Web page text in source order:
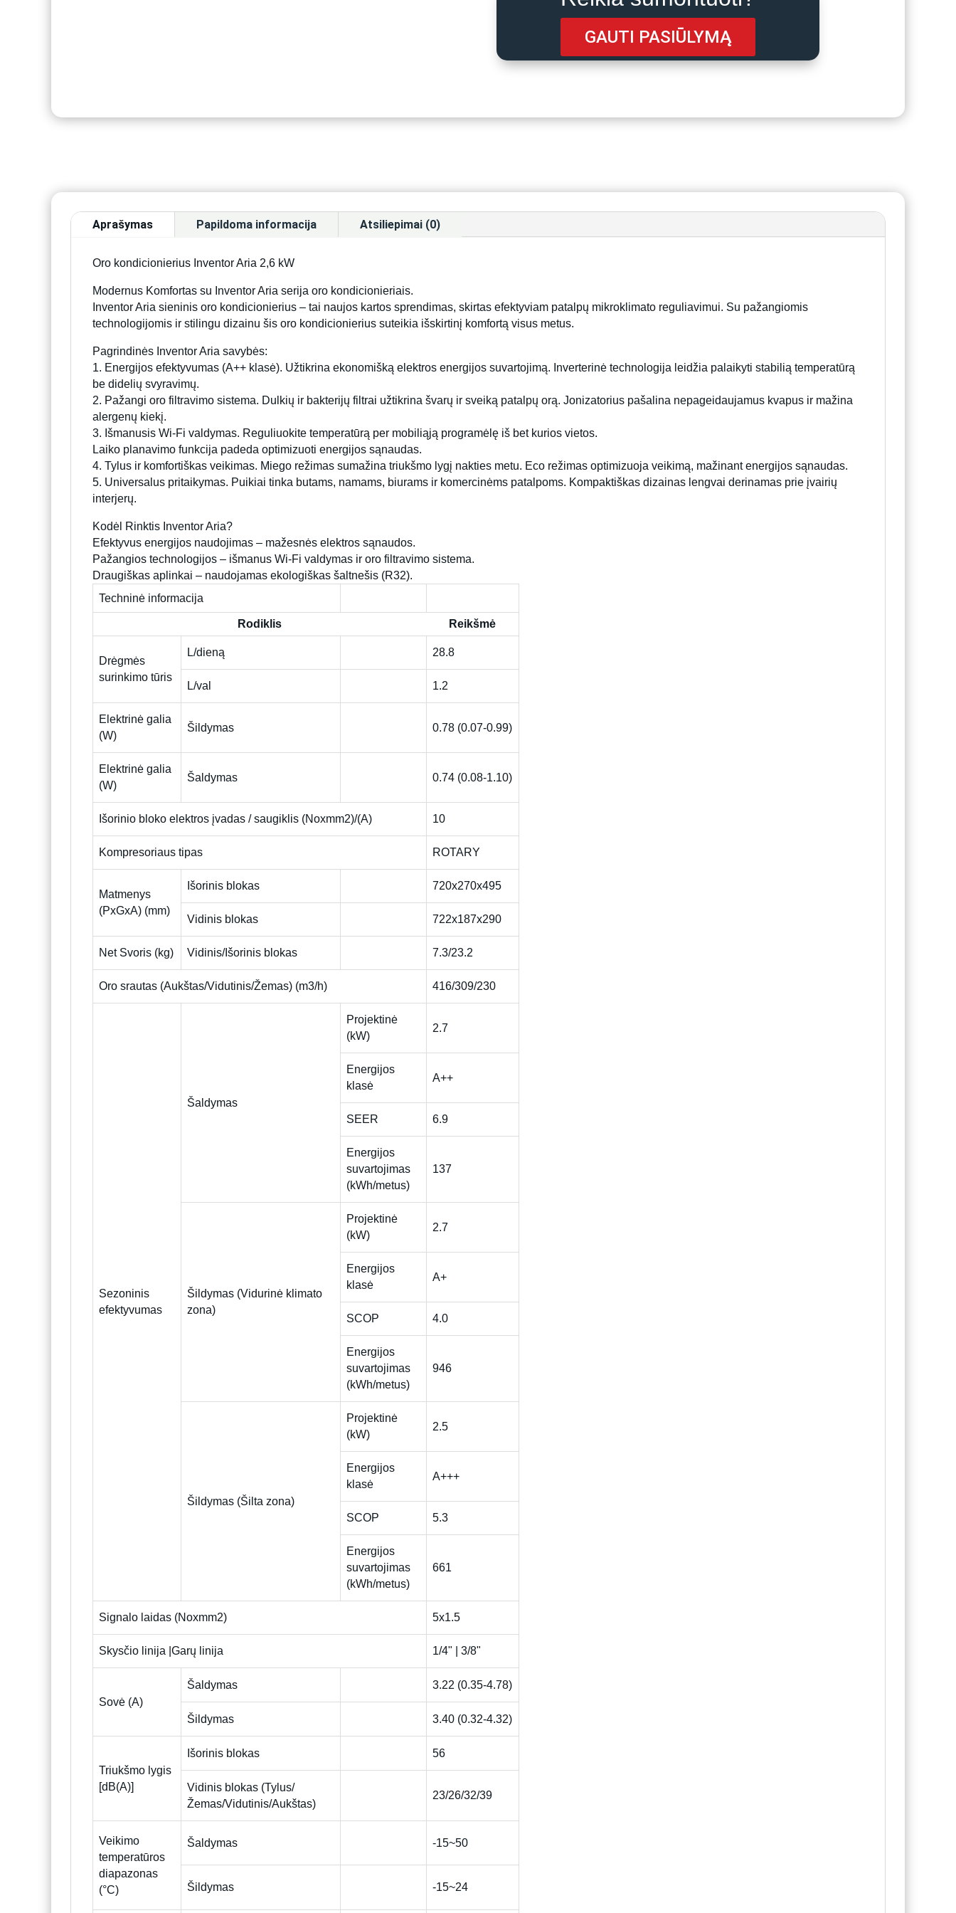
GAUTI PASIŪLYMĄ
Aprašymas Papildoma informacija Atsiliepimai (0)
Oro kondicionierius Inventor Aria 2,6 kW
Modernus Komfortas su Inventor Aria serija oro kondicionieriais.
Inventor Aria sieninis oro kondicionierius – tai naujos kartos sprendimas, skirtas efektyviam patalpų mikroklimato reguliavimui. Su pažangiomis
technologijomis ir stilingu dizainu šis oro kondicionierius suteikia išskirtinį komfortą visus metus.
Pagrindinės Inventor Aria savybės:
1. Energijos efektyvumas (A++ klasė). Užtikrina ekonomišką elektros energijos suvartojimą. Inverterinė technologija leidžia palaikyti stabilią temperatūrą
be didelių svyravimų.
2. Pažangi oro filtravimo sistema. Dulkių ir bakterijų filtrai užtikrina švarų ir sveiką patalpų orą. Jonizatorius pašalina nepageidaujamus kvapus ir mažina
alergenų kiekį.
3. Išmanusis Wi-Fi valdymas. Reguliuokite temperatūrą per mobiliąją programėlę iš bet kurios vietos.
Laiko planavimo funkcija padeda optimizuoti energijos sąnaudas.
4. Tylus ir komfortiškas veikimas. Miego režimas sumažina triukšmo lygį nakties metu. Eco režimas optimizuoja veikimą, mažinant energijos sąnaudas.
5. Universalus pritaikymas. Puikiai tinka butams, namams, biurams ir komercinėms patalpoms. Kompaktiškas dizainas lengvai derinamas prie įvairių
interjerų.
Kodėl Rinktis Inventor Aria?
Efektyvus energijos naudojimas – mažesnės elektros sąnaudos.
Pažangios technologijos – išmanus Wi-Fi valdymas ir oro filtravimo sistema.
Draugiškas aplinkai – naudojamas ekologiškas šaltnešis (R32).
Techninė informacija
Rodiklis Reikšmė
Drėgmės
surinkimo tūris
L/dieną 28.8
L/val 1.2
Elektrinė galia
(W)
Šildymas 0.78 (0.07-0.99)
Elektrinė galia
(W)
Šaldymas 0.74 (0.08-1.10)
Išorinio bloko elektros įvadas / saugiklis (Νοxmm2)/(Α) 10
Kompresoriaus tipas ROTARY
Matmenys
(PxGxA) (mm)
Išorinis blokas 720x270x495
Vidinis blokas 722x187x290
Net Svoris (kg) Vidinis/Išorinis blokas 7.3/23.2
Oro srautas (Aukštas/Vidutinis/Žemas) (m3/h) 416/309/230
Sezoninis
efektyvumas
Šaldymas
Projektinė
(kW)
2.7
Energijos
klasė
A++
SEER 6.9
Energijos
suvartojimas
(kWh/metus)
137
Šildymas (Vidurinė klimato
zona)
Projektinė
(kW)
2.7
Energijos
klasė
A+
SCOP 4.0
Energijos
suvartojimas
(kWh/metus)
946
Šildymas (Šilta zona)
Projektinė
(kW)
2.5
Energijos
klasė
A+++
SCOP 5.3
Energijos
suvartojimas
(kWh/metus)
661
Signalo laidas (Noxmm2) 5x1.5
Skysčio linija |Garų linija 1/4" | 3/8"
Sovė (A)
Šaldymas 3.22 (0.35-4.78)
Šildymas 3.40 (0.32-4.32)
Triukšmo lygis
[dB(A)]
Išorinis blokas 56
Vidinis blokas (Tylus/
Žemas/Vidutinis/Aukštas)
23/26/32/39
Veikimo
temperatūros
diapazonas
(°C)
Šaldymas -15~50
Šildymas -15~24